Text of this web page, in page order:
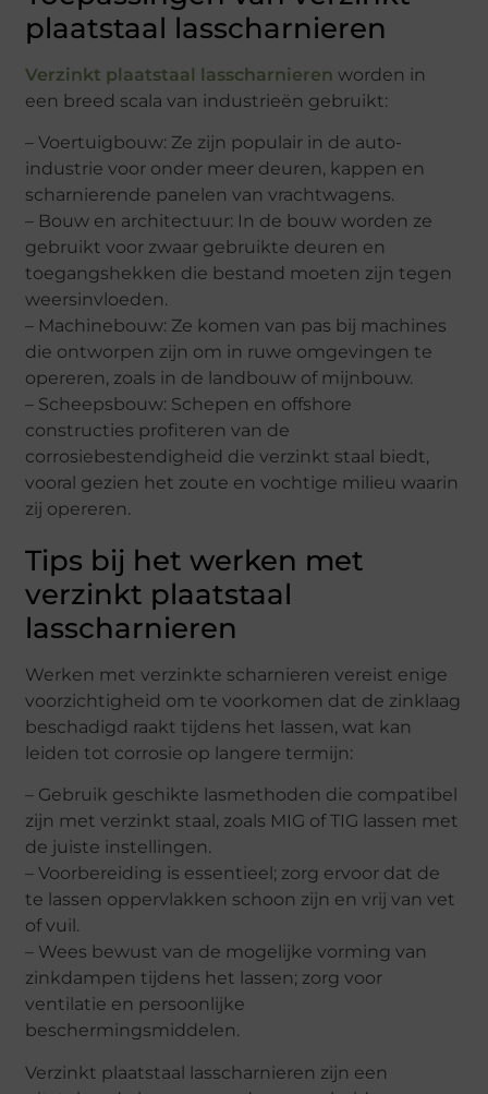
plaatstaal lasscharnieren
Verzinkt plaatstaal lasscharnieren worden in
een breed scala van industrieën gebruikt:
– Voertuigbouw: Ze zijn populair in de auto-
industrie voor onder meer deuren, kappen en
scharnierende panelen van vrachtwagens.
– Bouw en architectuur: In de bouw worden ze
gebruikt voor zwaar gebruikte deuren en
toegangshekken die bestand moeten zijn tegen
weersinvloeden.
– Machinebouw: Ze komen van pas bij machines
die ontworpen zijn om in ruwe omgevingen te
opereren, zoals in de landbouw of mijnbouw.
– Scheepsbouw: Schepen en offshore
constructies profiteren van de
corrosiebestendigheid die verzinkt staal biedt,
vooral gezien het zoute en vochtige milieu waarin
zij opereren.
Tips bij het werken met
verzinkt plaatstaal
lasscharnieren
Werken met verzinkte scharnieren vereist enige
voorzichtigheid om te voorkomen dat de zinklaag
beschadigd raakt tijdens het lassen, wat kan
leiden tot corrosie op langere termijn:
– Gebruik geschikte lasmethoden die compatibel
zijn met verzinkt staal, zoals MIG of TIG lassen met
de juiste instellingen.
– Voorbereiding is essentieel; zorg ervoor dat de
te lassen oppervlakken schoon zijn en vrij van vet
of vuil.
– Wees bewust van de mogelijke vorming van
zinkdampen tijdens het lassen; zorg voor
ventilatie en persoonlijke
beschermingsmiddelen.
Verzinkt plaatstaal lasscharnieren zijn een